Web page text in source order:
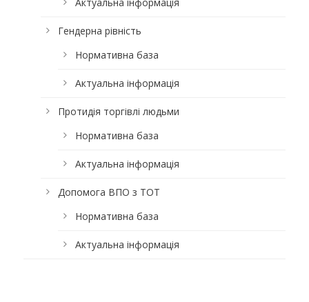
Гендерна рівність
Нормативна база
Актуальна інформація
Протидія торгівлі людьми
Нормативна база
Актуальна інформація
Допомога ВПО з ТОТ
Нормативна база
Актуальна інформація